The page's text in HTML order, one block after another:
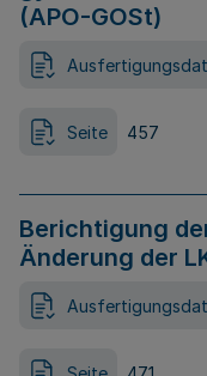
(APO-GOSt)
Seite 457
Berichtigung
Änderung der